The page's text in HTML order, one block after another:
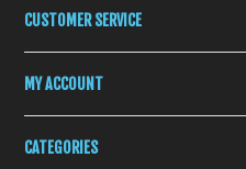
CUSTOMER SERVICE
MY ACCOUNT
CATEGORIES